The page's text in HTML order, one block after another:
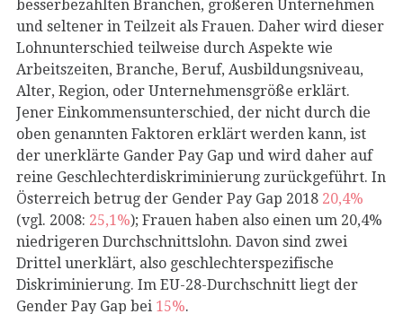
besserbezahlten Branchen, größeren Unternehmen
und seltener in Teilzeit als Frauen. Daher wird dieser
Lohnunterschied teilweise durch Aspekte wie
Arbeitszeiten, Branche, Beruf, Ausbildungsniveau,
Alter, Region, oder Unternehmensgröße erklärt.
Jener Einkommensunterschied, der nicht durch die
oben genannten Faktoren erklärt werden kann, ist
der unerklärte Gander Pay Gap und wird daher auf
reine Geschlechterdiskriminierung zurückgeführt. In
Österreich betrug der Gender Pay Gap 2018 20,4%
(vgl. 2008: 25,1%); Frauen haben also einen um 20,4%
niedrigeren Durchschnittslohn. Davon sind zwei
Drittel unerklärt, also geschlechterspezifische
Diskriminierung. Im EU-28-Durchschnitt liegt der
Gender Pay Gap bei 15%.